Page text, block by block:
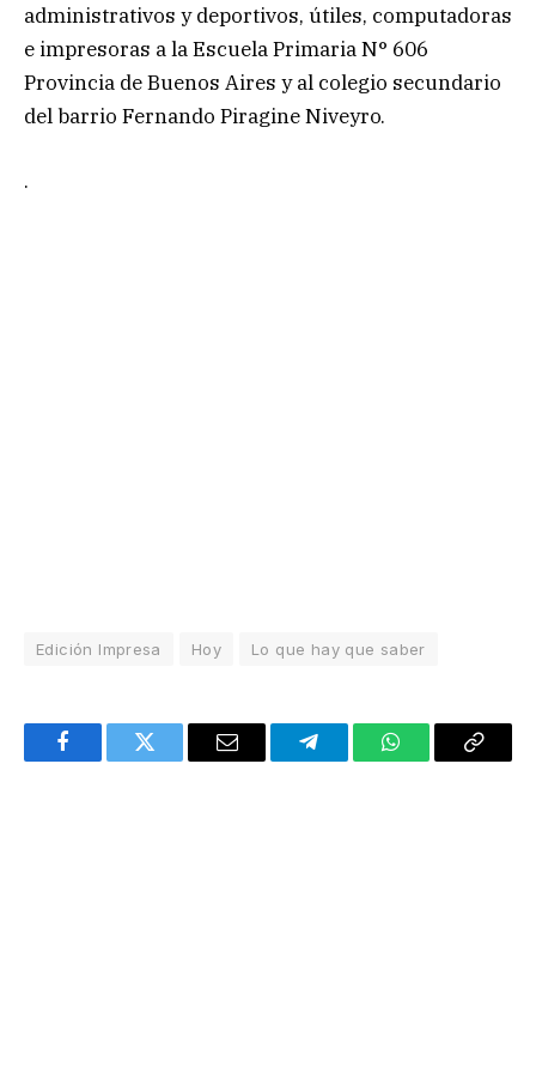
administrativos y deportivos, útiles, computadoras
e impresoras a la Escuela Primaria N° 606
Provincia de Buenos Aires y al colegio secundario
del barrio Fernando Piragine Niveyro.
.
Edición Impresa Hoy Lo que hay que saber
FacebookTwitter Email TelegramWhatsAppCopy